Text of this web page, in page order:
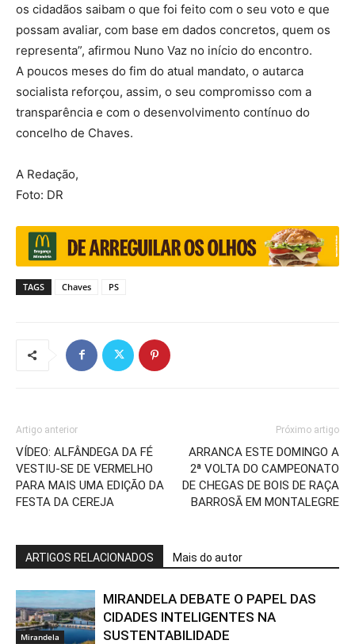
os cidadãos saibam o que foi feito com o seu voto e que
possam avaliar, com base em dados concretos, quem os
representa”, afirmou Nuno Vaz no início do encontro.
A poucos meses do fim do atual mandato, o autarca
socialista reforçou, assim, o seu compromisso com a
transparência e com o desenvolvimento contínuo do
concelho de Chaves.
A Redação,
Foto: DR
TAGS Chaves PS
Artigo anterior
VÍDEO: ALFÂNDEGA DA FÉ
VESTIU-SE DE VERMELHO
PARA MAIS UMA EDIÇÃO DA
FESTA DA CEREJA
Próximo artigo
ARRANCA ESTE DOMINGO A
2ª VOLTA DO CAMPEONATO
DE CHEGAS DE BOIS DE RAÇA
BARROSÃ EM MONTALEGRE
ARTIGOS RELACIONADOS Mais do autor
Mirandela
MIRANDELA DEBATE O PAPEL DAS
CIDADES INTELIGENTES NA
SUSTENTABILIDADE